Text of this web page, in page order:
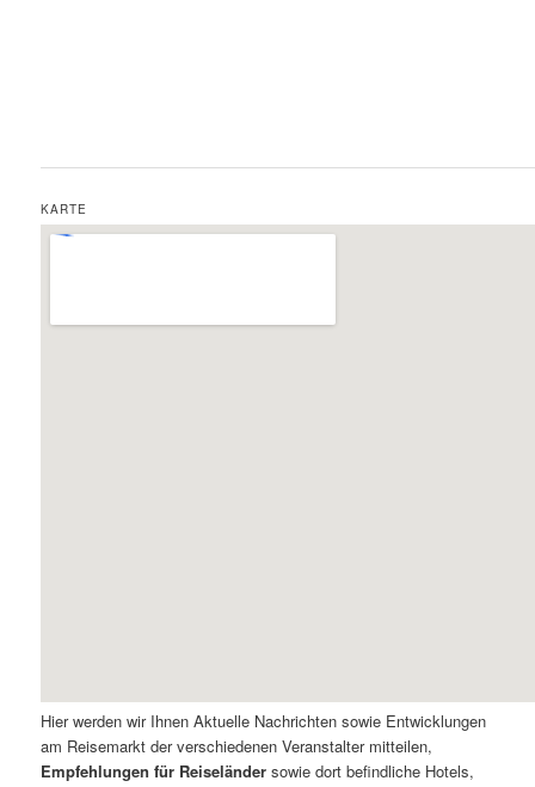
KARTE
Hier werden wir Ihnen Aktuelle Nachrichten sowie Entwicklungen
am Reisemarkt der verschiedenen Veranstalter mitteilen,
Empfehlungen für Reiseländer sowie dort befindliche Hotels,